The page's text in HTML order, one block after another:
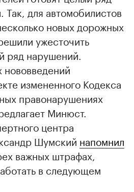
для автомобилистов
новых дорожных
ужесточить
ряд нарушений.
нововведений
измененного Кодекса
правонарушениях
Минюст.
центра
Шумский напомнил
важных штрафах,
в следующем